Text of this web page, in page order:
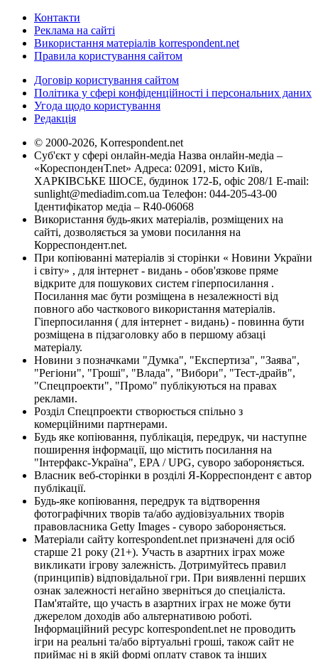
Контакти
Реклама на сайті
Використання матеріалів korrespondent.net
Правила користування сайтом
Договір користування сайтом
Політика у сфері конфіденційності і персональних даних
Угода щодо користування
Редакція
© 2000-2026, Korrespondent.net
Суб'єкт у сфері онлайн-медіа Назва онлайн-медіа –
«КореспонденТ.net» Адреса: 02091, місто Київ,
ХАРКІВСЬКЕ ШОСЕ, будинок 172-Б, офіс 208/1 E-mail:
sunlight@mediadim.com.ua Телефон: 044-205-43-00
Ідентифікатор медіа – R40-06068
Використання будь-яких матеріалів, розміщених на
сайті, дозволяється за умови посилання на
Корреспондент.net.
При копіюванні матеріалів зі сторінки « Новини України
і світу» , для інтернет - видань - обов'язкове пряме
відкрите для пошукових систем гіперпосилання .
Посилання має бути розміщена в незалежності від
повного або часткового використання матеріалів.
Гіперпосилання ( для інтернет - видань) - повинна бути
розміщена в підзаголовку або в першому абзаці
матеріалу.
Новини з позначками "Думка", "Експертиза", "Заява",
"Регіони", "Гроші", "Влада", "Вибори", "Тест-драйв",
"Спецпроекти", "Промо" публікуються на правах
реклами.
Розділ Спецпроекти створюється спільно з
комерційними партнерами.
Будь яке копіювання, публікація, передрук, чи наступне
поширення інформації, що містить посилання на
"Інтерфакс-Україна", EPA / UPG, суворо забороняється.
Власник веб-сторінки в розділі Я-Корреспондент є автор
публікації.
Будь-яке копіювання, передрук та відтворення
фотографічних творів та/або аудіовізуальних творів
правовласника Getty Images - суворо забороняється.
Матеріали сайту korrespondent.net призначені для осіб
старше 21 року (21+). Участь в азартних іграх може
викликати ігрову залежність. Дотримуйтесь правил
(принципів) відповідальної гри. При виявленні перших
ознак залежності негайно зверніться до спеціаліста.
Пам'ятайте, що участь в азартних іграх не може бути
джерелом доходів або альтернативою роботі.
Інформаційний ресурс korrespondent.net не проводить
ігри на реальні та/або віртуальні гроші, також сайт не
приймає ні в якій формі оплату ставок та інших